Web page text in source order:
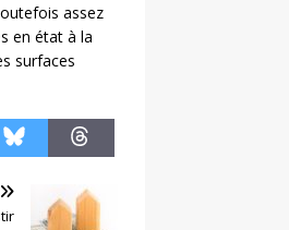
assez
en état à la
surfaces